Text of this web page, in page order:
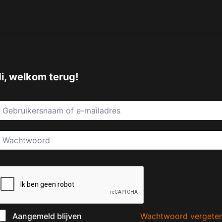
welkom terug!
Aangemeld blijven Wachtwoord